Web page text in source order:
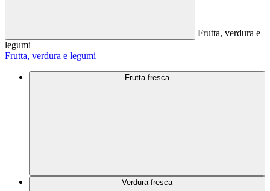
Frutta, verdura e
legumi
Frutta, verdura e legumi
Frutta fresca
Verdura fresca